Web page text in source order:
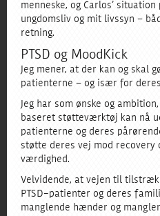
menneske, og Carlos’
ungdomsliv og mit livssyn –
retning.
PTSD og MoodKick
Jeg mener, at der kan og skal
patienterne – og især for
Jeg har som ønske og
baseret støtteværktøj kan nå
patienterne og deres
støtte deres vej mod recovery
værdighed.
Velvidende, at vejen til
PTSD-patienter og deres
manglende hænder og